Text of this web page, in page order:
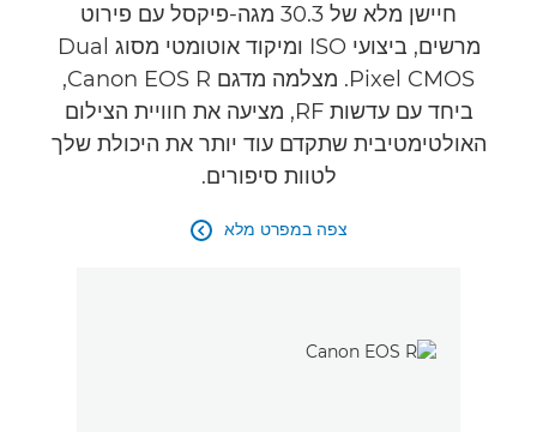
חיישן מלא של 30.3 מגה-פיקסל עם פירוט
מרשים, ביצועי ISO ומיקוד אוטומטי מסוג Dual
Pixel CMOS. מצלמה מדגם Canon EOS R,
ביחד עם עדשות RF, מציעה את חוויית הצילום
האולטימטיבית שתקדם עוד יותר את היכולת שלך
לטוות סיפורים.
צפה במפרט מלא 